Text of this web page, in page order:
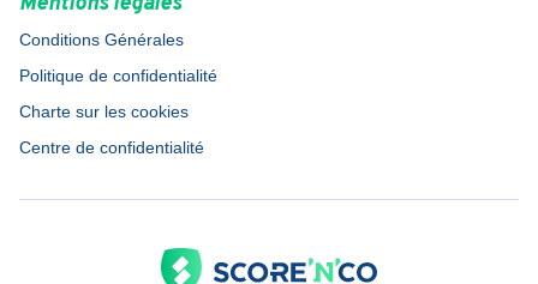
Conditions Générales
Politique de confidentialité
Charte sur les cookies
Centre de confidentialité